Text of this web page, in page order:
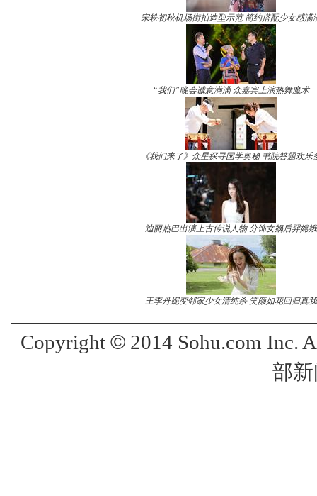
宋轶初秋机场街拍造型示范 简约搭配少女感满
“我们”晚会诚意满满 众嘉宾上演热舞魔术
《我们来了》众星探寻国学奥秘 书院答题欢乐
迪丽热巴出演上古传说人物 分饰女娲后羿嫦娥
王李丹妮变邻家少女清纯杀 笑颜如花回归真我
Copyright ©2014 Sohu.com Inc.
部